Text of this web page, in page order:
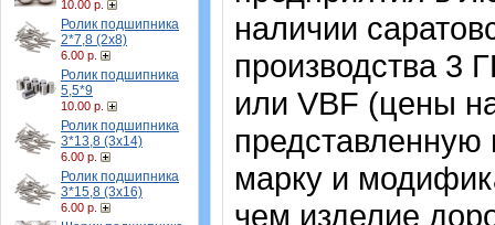
10.00 р.
Ролик подшипника
2*7,8 (2х8)
6.00 р.
Ролик подшипника
5,5*9
10.00 р.
Ролик подшипника
3*13,8 (3х14)
6.00 р.
Ролик подшипника
3*15,8 (3х16)
6.00 р.
наличии
производства 3
или VBF (цены
марку и
чем изделие